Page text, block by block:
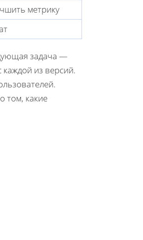
метрику
задача —
из версий.
том, какие